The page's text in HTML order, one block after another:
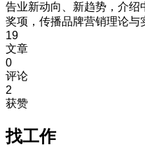
告业新动向、新趋势，介绍
奖项，传播品牌营销理论与
19
文章
0
评论
2
获赞
找工作